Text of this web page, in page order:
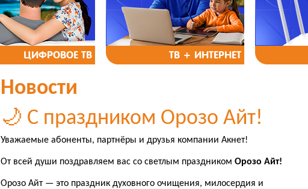
ЦИФРОВОЕ ТВ ТВ + ИНТЕРНЕТ
Новости
🌙 С праздником Орозо Айт!
Уважаемые абоненты, партнёры и друзья компании Акнет!
От всей души поздравляем вас со светлым праздником Орозо Айт!
Орозо Айт — это праздник духовного очищения, милосердия и